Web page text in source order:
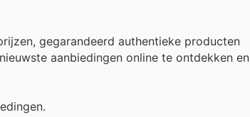
gegarandeerd authentieke producten
aanbiedingen online te ontdekken en